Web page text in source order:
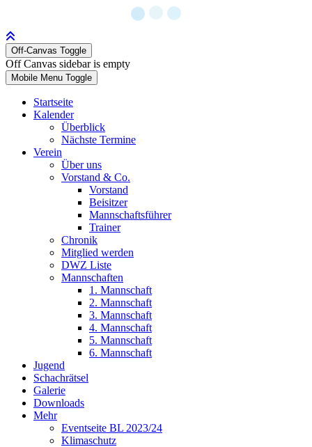
Off-Canvas Toggle
Off Canvas sidebar is empty
Mobile Menu Toggle
Startseite
Kalender
Überblick
Nächste Termine
Verein
Über uns
Vorstand & Co.
Vorstand
Beisitzer
Mannschaftsführer
Trainer
Chronik
Mitglied werden
DWZ Liste
Mannschaften
1. Mannschaft
2. Mannschaft
3. Mannschaft
4. Mannschaft
5. Mannschaft
6. Mannschaft
Jugend
Schachrätsel
Galerie
Downloads
Mehr
Eventseite BL 2023/24
Klimaschutz